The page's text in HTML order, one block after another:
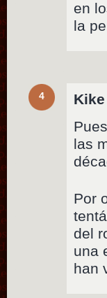
en
la
4
las
Por
del
una
han